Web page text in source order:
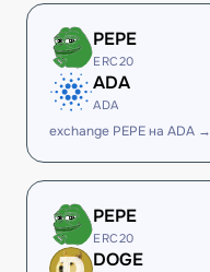
PEPE
ERC20
ADA
ADA
exchange PEPE на ADA →
PEPE
ERC20
DOGE